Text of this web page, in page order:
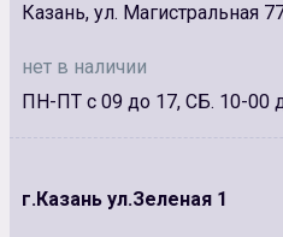
Казань, ул. Магистральная
нет в наличии
ПН-ПТ с 09 до 17, СБ. 10-00
г.Казань ул.Зеленая 1